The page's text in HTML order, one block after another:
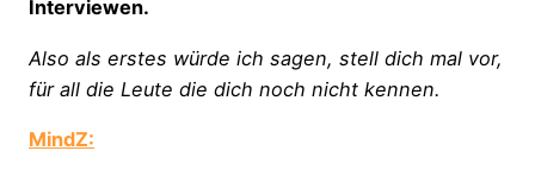
Interviewen.
Also als erstes würde ich sagen, stell dich mal vor,
für all die Leute die dich noch nicht kennen.
MindZ: